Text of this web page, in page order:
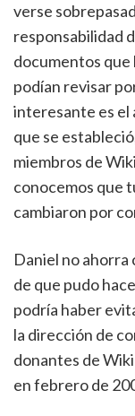
verse
responsabilidad
documentos que
podían revisar
interesante es el
que se
miembros de
conocemos que
cambiaron por
Daniel no ahorra
de que pudo
podría haber
la dirección de
donantes de
en febrero de